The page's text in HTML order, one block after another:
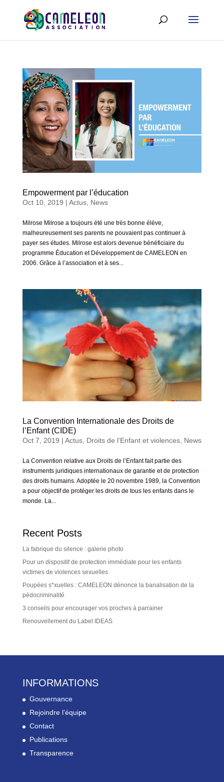
Empowerment par l’éducation
Oct 10, 2019 | Actus, News
Milrose Milrose a toujours été une très bonne élève,
malheureusement ses parents ne pouvaient pas continuer à
payer ses études. Milrose est alors devenue bénéficiaire du
programme Éducation et Développement de CAMELEON en
2006. Grâce à l’association et à ses...
La Convention Internationale des Droits de
l’Enfant (CIDE)
Oct 7, 2019 | Actus, Droits de l’Enfant et violences, News
La Convention relative aux Droits de l’Enfant fait partie des
instruments juridiques internationaux de garantie et de protection
des droits humains. Adoptée le 20 novembre 1989, la Convention
a pour objectif de protéger les droits de tous les enfants dans le
monde. La...
Recent Posts
La fabrique du silence : galerie photo
Pour un dispositif de protection immédiate pour les enfants
victimes de violences sexuelles
Poupées s*xuelles : CAMELEON dénonce la banalisation de la
pédocriminalité
3 conseils pour encourager vos proches à parrainer
Renouvellement du Label IDEAS
INFORMATIONS
Gouvernance
Rejoindre l’équipe
Contact
Publications
Transparence